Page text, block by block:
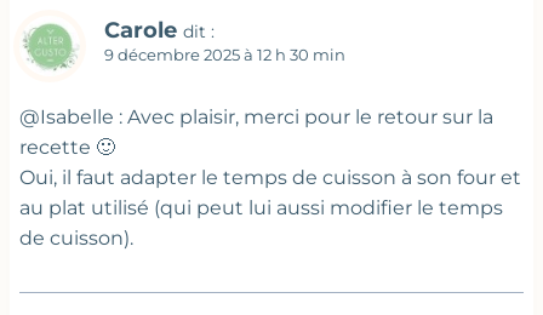
Carole dit :
9 décembre 2025 à 12 h 30 min
@Isabelle : Avec plaisir, merci pour le retour sur la
recette 🙂
Oui, il faut adapter le temps de cuisson à son four et
au plat utilisé (qui peut lui aussi modifier le temps
de cuisson).